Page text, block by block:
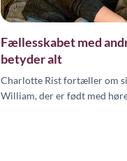
Fællesskabet med
betyder alt
Charlotte Rist fortæller om
William, der er født med